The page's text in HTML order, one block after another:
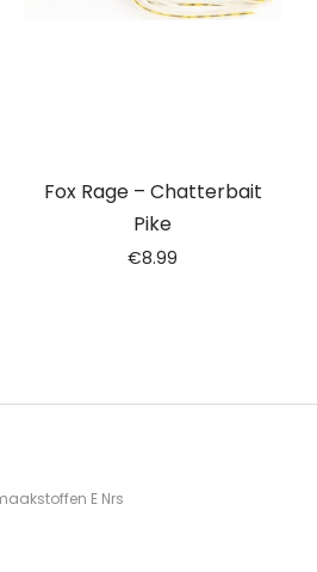
Fox Rage – Chatterbait
Pike
€8.99
E Nrs